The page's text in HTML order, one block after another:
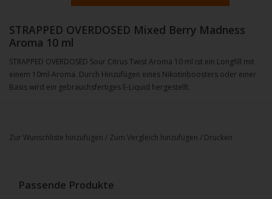
STRAPPED OVERDOSED Mixed Berry Madness
Aroma 10 ml
STRAPPED OVERDOSED Sour Citrus Twist Aroma 10 ml ist ein Longfill mit
einem 10ml-Aroma. Durch Hinzufügen eines Nikotinboosters oder einer
Basis wird ein gebrauchsfertiges E-Liquid hergestellt.
Zur Wunschliste hinzufügen / Zum Vergleich hinzufügen / Drucken
Passende Produkte